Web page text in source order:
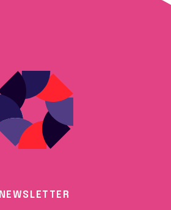
NEWSLETTER